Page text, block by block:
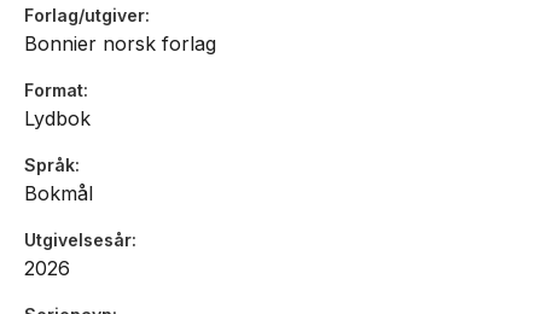
Forlag/utgiver
Bonnier norsk forlag
Format
Lydbok
Språk
Bokmål
Utgivelsesår
2026